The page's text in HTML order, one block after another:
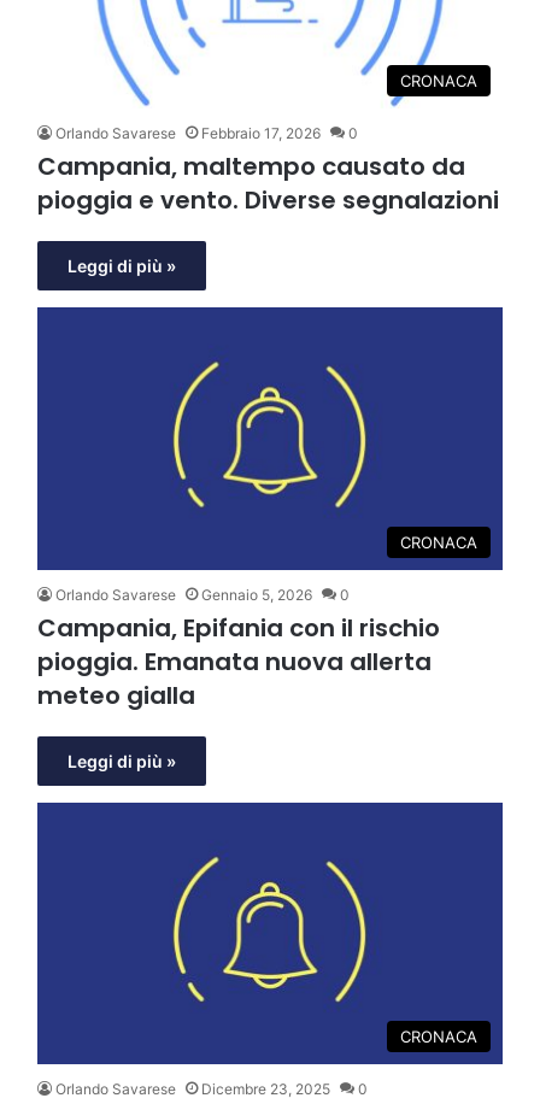
CRONACA
Orlando Savarese Febbraio 17, 2026 0
Campania, maltempo causato da
pioggia e vento. Diverse segnalazioni
Leggi di più »
CRONACA
Orlando Savarese Gennaio 5, 2026 0
Campania, Epifania con il rischio
pioggia. Emanata nuova allerta
meteo gialla
Leggi di più »
CRONACA
Orlando Savarese Dicembre 23, 2025 0